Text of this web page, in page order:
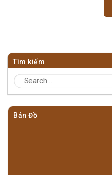
Tìm kiếm
Bản Đồ